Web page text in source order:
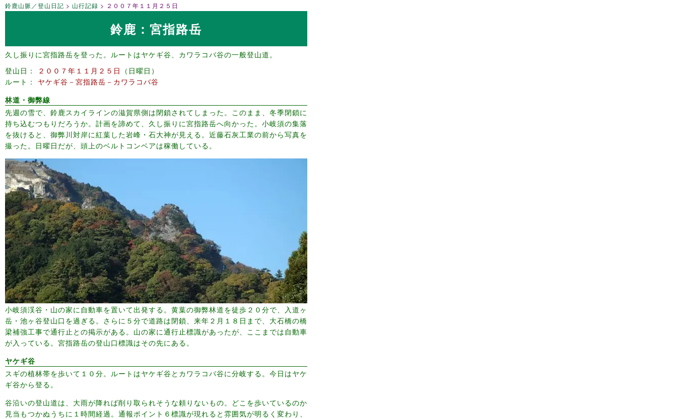
鈴鹿山脈／登山日記 山行記録 ２００７年１１月２５日
鈴鹿：宮指路岳
久し振りに宮指路岳を登った。ルートはヤケギ谷、カワラコバ谷の一般登山道。
登山日
２００７年１１月２５日
日曜日
ルート
ヤケギ谷－宮指路岳－カワラコバ谷
林道・御弊線
先週の雪で、鈴鹿スカイラインの滋賀県側は閉鎖されてしまった。このまま、冬季閉鎖に
持ち込むつもりだろうか。計画を諦めて、久し振りに宮指路岳へ向かった。小岐須の集落
を抜けると、御弊川対岸に紅葉した岩峰・石大神が見える。近藤石灰工業の前から写真を
撮った。日曜日だが、頭上のベルトコンベアは稼働している。
小岐須渓谷・山の家に自動車を置いて出発する。黄葉の御弊林道を徒歩２０分で、入道ヶ
岳・池ヶ谷登山口を過ぎる。さらに５分で道路は閉鎖、来年２月１８日まで、大石橋の橋
梁補強工事で通行止との掲示がある。山の家に通行止標識があったが、ここまでは自動車
が入っている。宮指路岳の登山口標識はその先にある。
ヤケギ谷
スギの植林帯を歩いて１０分。ルートはヤケギ谷とカワラコバ谷に分岐する。今日はヤケ
ギ谷から登る。
谷沿いの登山道は、大雨が降れば削り取られそうな頼りないもの。どこを歩いているのか
見当もつかぬうちに１時間経過。通報ポイント６標識が現れると雰囲気が明るく変わり、